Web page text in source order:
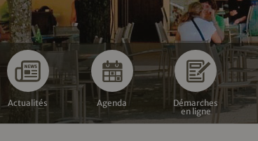
Actualités Agenda
Démarches
en ligne